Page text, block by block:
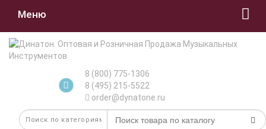
Меню
8 (800) 775-1306
8 (495) 215-5522
order@dynatone.ru